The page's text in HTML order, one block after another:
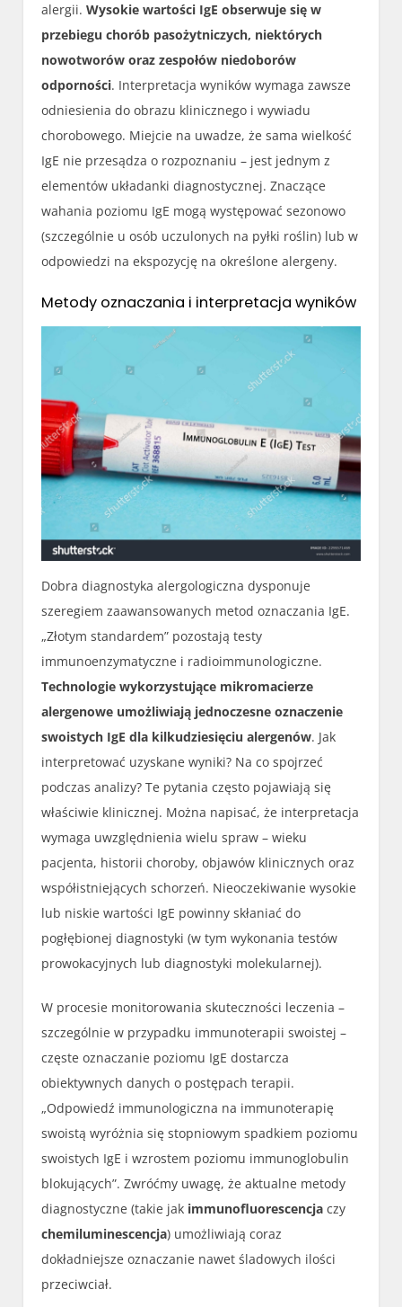
alergii.Wysokie wartości IgE obserwuje się w
przebiegu chorób pasożytniczych, niektórych
nowotworów oraz zespołów niedoborów
odporności. Interpretacja wyników wymaga zawsze
odniesienia do obrazu klinicznego i wywiadu
chorobowego. Miejcie na uwadze, że sama wielkość
IgE nie przesądza o rozpoznaniu – jest jednym z
elementów układanki diagnostycznej. Znaczące
wahania poziomu IgE mogą występować sezonowo
(szczególnie u osób uczulonych na pyłki roślin) lub w
odpowiedzi na ekspozycję na określone alergeny.
Metody oznaczania i interpretacja wyników
Dobra diagnostyka alergologiczna dysponuje
szeregiem zaawansowanych metod oznaczania IgE.
„Złotym standardem” pozostają testy
immunoenzymatyczne i radioimmunologiczne.
Technologie wykorzystujące mikromacierze
alergenowe umożliwiają jednoczesne oznaczenie
swoistych IgE dla kilkudziesięciu alergenów. Jak
interpretować uzyskane wyniki? Na co spojrzeć
podczas analizy? Te pytania często pojawiają się
właściwie klinicznej. Można napisać, że interpretacja
wymaga uwzględnienia wielu spraw – wieku
pacjenta, historii choroby, objawów klinicznych oraz
współistniejących schorzeń. Nieoczekiwanie wysokie
lub niskie wartości IgE powinny skłaniać do
pogłębionej diagnostyki (w tym wykonania testów
prowokacyjnych lub diagnostyki molekularnej).
W procesie monitorowania skuteczności leczenia –
szczególnie w przypadku immunoterapii swoistej –
częste oznaczanie poziomu IgE dostarcza
obiektywnych danych o postępach terapii.
„Odpowiedź immunologiczna na immunoterapię
swoistą wyróżnia się stopniowym spadkiem poziomu
swoistych IgE i wzrostem poziomu immunoglobulin
blokujących”. Zwróćmy uwagę, że aktualne metody
diagnostyczne (takie jak immunofluorescencja czy
chemiluminescencja) umożliwiają coraz
dokładniejsze oznaczanie nawet śladowych ilości
przeciwciał.